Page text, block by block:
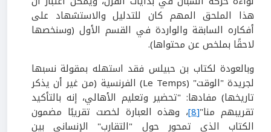
هذا الملحق المهم كان للتدليل والاستشهاد على
أفكاره السابقة والواردة في القسم الأول (وسنخصها
لاحقًا بملخص عن محتواها).
وبالعودة لكتاب بن حبيلس فقد استهله بمقولة نسبها
لجريدة "الوقت" (Le Temps) الفرنسية (من غير أن يذكر
تاريخها) مفادها: "تحضير وتعليم الأهالي، إنه بالتأكيد
تقريبهم منا"[8] ، وهذه العبارة لخصت تقريبًا مضمون
الكتاب الذي تمحور حول "التقارب" الإنساني بين